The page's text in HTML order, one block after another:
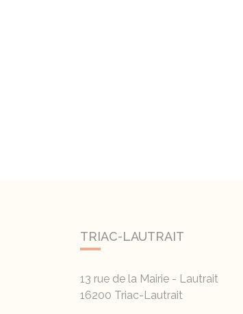
TRIAC-LAUTRAIT
13 rue de la Mairie - Lautrait
16200 Triac-Lautrait